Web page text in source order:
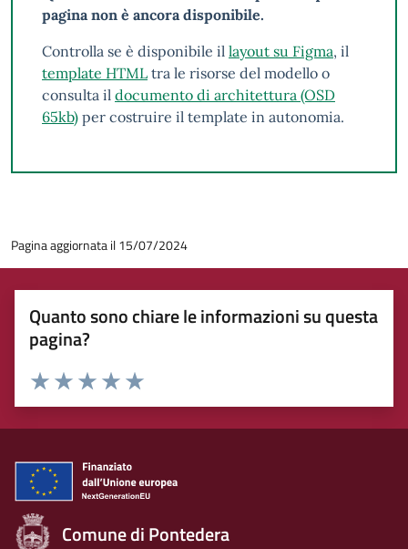
pagina non è ancora disponibile.
Controlla se è disponibile il layout su Figma, il
template HTML tra le risorse del modello o
consulta il documento di architettura (OSD
65kb) per costruire il template in autonomia.
Pagina aggiornata il 15/07/2024
Quanto sono chiare le informazioni su questa
pagina?
Rating:
Valuta 5 stelle su 5
Valuta 4 stelle su 5
Valuta 3 stelle su 5
Valuta 2 stelle su 5
Valuta 1 stelle su 5
Comune di Pontedera